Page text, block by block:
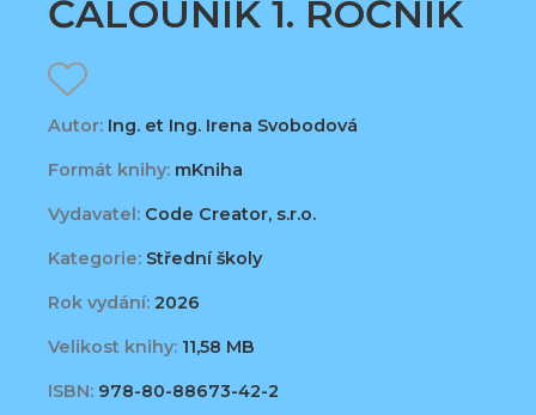
ČALOUNÍK 1. ROČNÍK
Autor: Ing. et Ing. Irena Svobodová
Formát knihy: mKniha
Vydavatel: Code Creator, s.r.o.
Kategorie: Střední školy
Rok vydání: 2026
Velikost knihy: 11,58 MB
ISBN: 978-80-88673-42-2